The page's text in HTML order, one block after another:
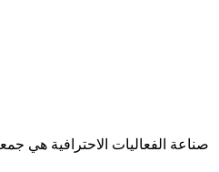
صناعة الفعاليات الاحترافية هي